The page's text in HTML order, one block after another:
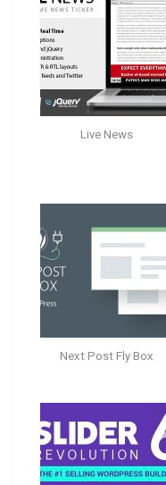
Live News
Next Post Fly Box